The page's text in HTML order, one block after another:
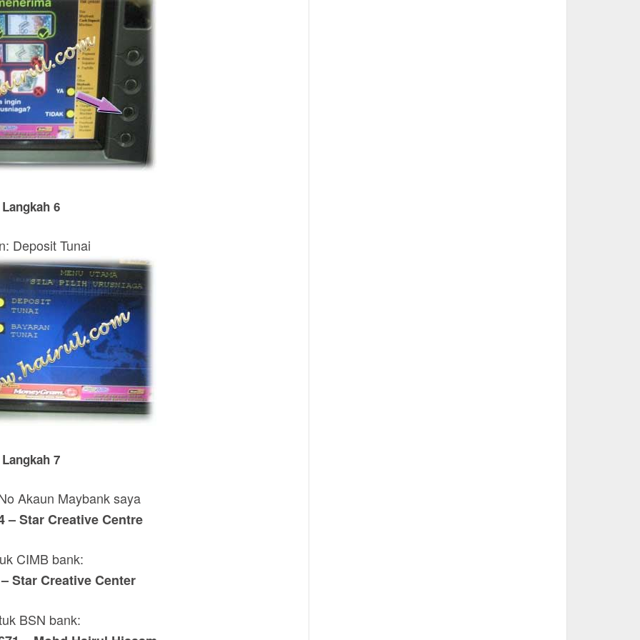
Langkah 6
Deposit Tunai
Langkah 7
Akaun Maybank saya
– Star Creative Centre
CIMB bank:
Star Creative Center
BSN bank: